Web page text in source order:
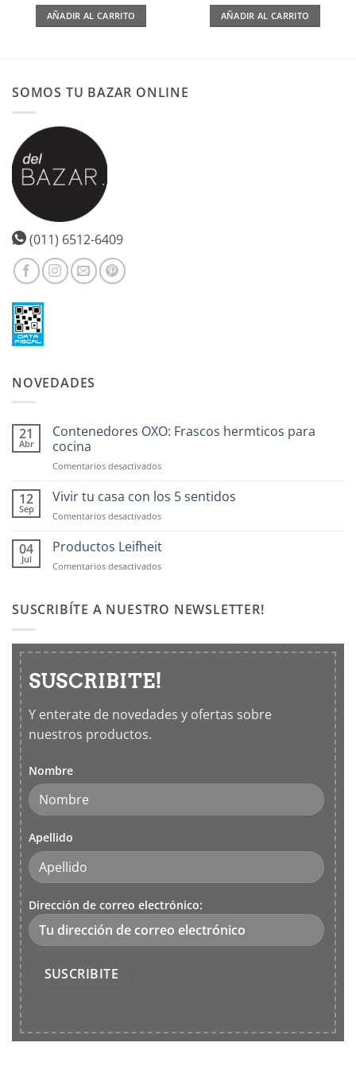
AÑADIR AL CARRITO AÑADIR AL CARRITO
SOMOS TU BAZAR ONLINE
(011) 6512-6409
NOVEDADES
21
Abr
Contenedores OXO: Frascos hermticos para
cocina
Comentarios desactivadosen
OXO:
hermticos
cocina
12
Sep
Vivir tu casa con los 5 sentidos
Comentarios desactivadosen
tu
con
sentidos
04
Jul
Productos Leifheit
Comentarios desactivadosen
SUSCRIBÍTE A NUESTRO NEWSLETTER!
SUSCRIBITE!
Y enterate de novedades y ofertas sobre
nuestros productos.
Nombre
Apellido
Dirección de correo electrónico: